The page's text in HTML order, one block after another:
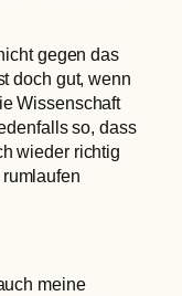
gegen das
doch gut, wenn
Wissenschaft
so, dass
wieder richtig
meine